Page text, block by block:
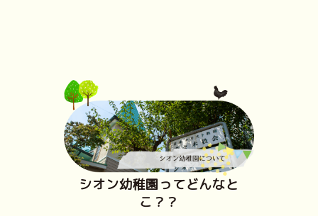
シオン幼稚園ってどんなと
こ？？